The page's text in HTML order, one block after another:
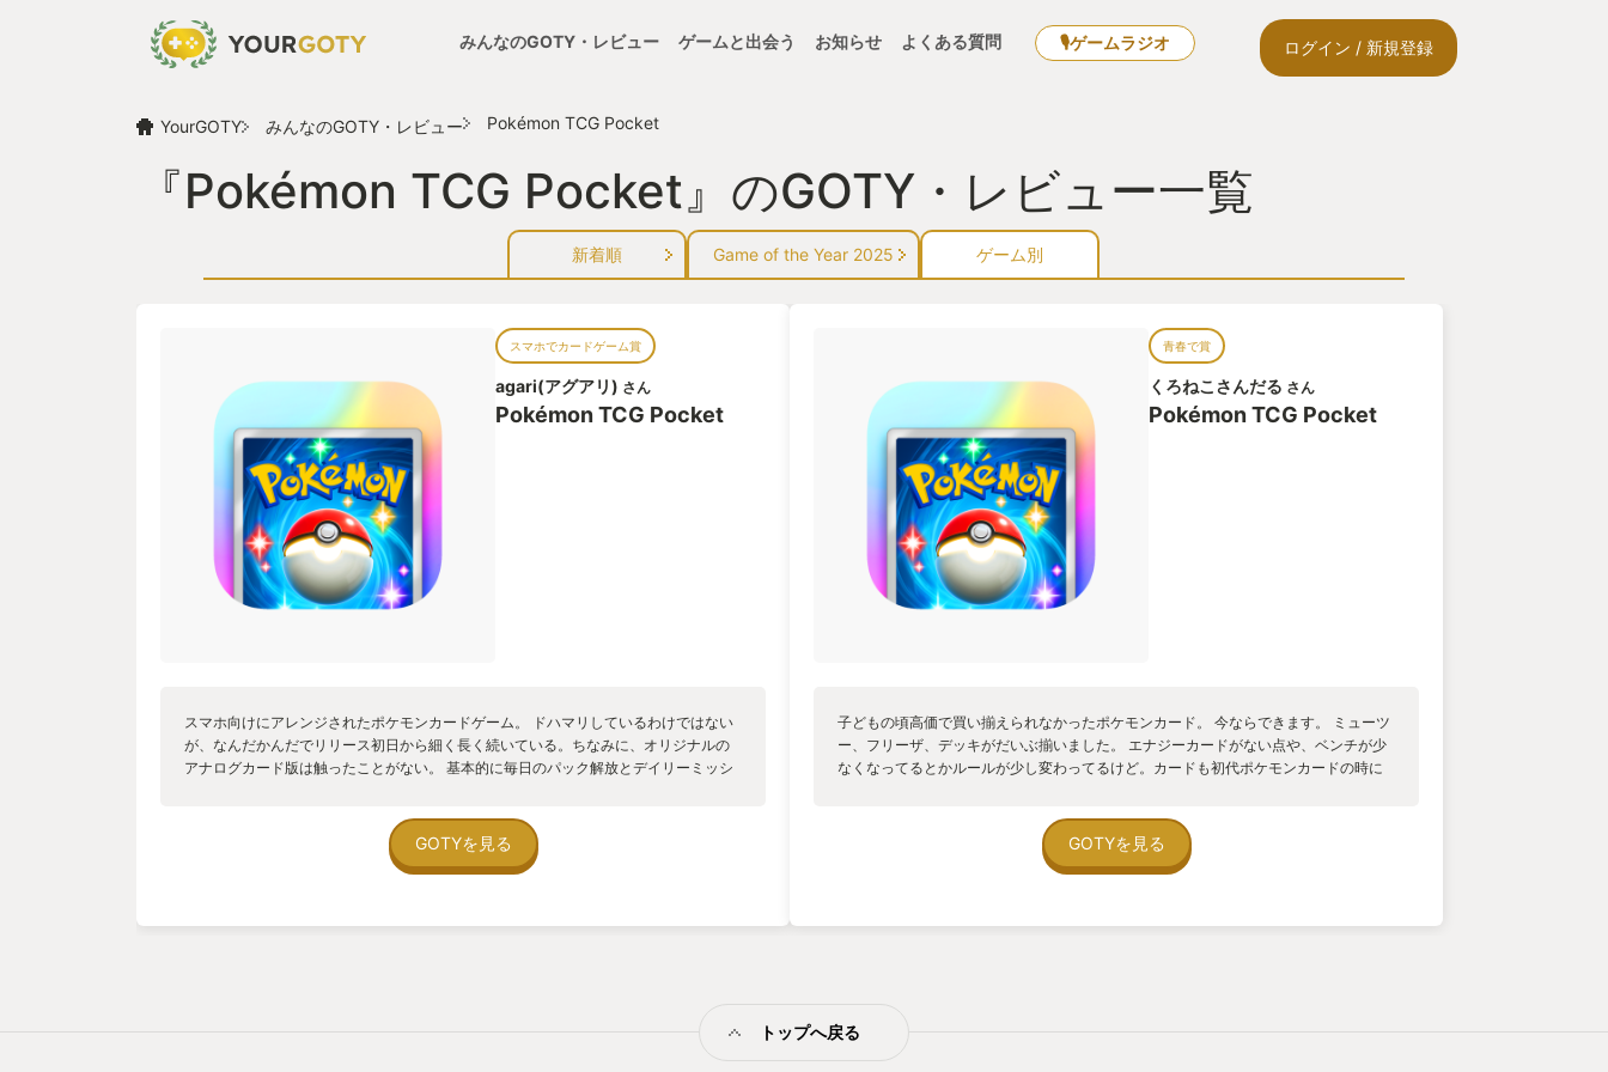
みんなのGOTY・レビュー ゲームと出会う お知らせ よくある質問 🎙ゲームラジオ ログイン / 新規登録
YourGOTY みんなのGOTY・レビュー Pokémon TCG Pocket
『Pokémon TCG Pocket』のGOTY・レビュー一覧
新着順 Game of the Year 2025 ゲーム別
スマホでカードゲーム賞
agari(アグアリ) さん
Pokémon TCG Pocket
スマホ向けにアレンジされたポケモンカードゲーム。 ドハマリしているわけではない
が、なんだかんだでリリース初日から細く長く続いている。ちなみに、オリジナルの
アナログカード版は触ったことがない。 基本的に毎日のパック解放とデイリーミッシ
ード収集をメインで遊んでいる。絵やデザインのクオリティが高く、収集欲が刺激さ
れる。 最近、それなりにカード資産が揃ってきたことで、1人用コンテンツの全ミッシ
性はきちんと感じられ、試合時間とのバランスも良い。 不満点は、保存可能なデッキ
GOTYを見る
青春で賞
くろねこさんだる さん
Pokémon TCG Pocket
子どもの頃高価で買い揃えられなかったポケモンカード。 今ならできます。 ミューツ
ー、フリーザ、デッキがだいぶ揃いました。 エナジーカードがない点や、ベンチが少
なくなってるとかルールが少し変わってるけど。カードも初代ポケモンカードの時に
ードプレイしたときに、カモネギはつよかった。 懐かしい思い出と共に、レッツプレ
GOTYを見る
トップへ戻る